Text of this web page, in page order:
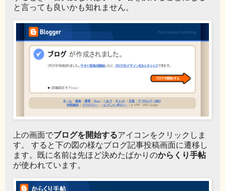
と言っても良いかも知れません。
上の画面でブログを開始するアイコンをクリックしま
す。 すると下の図の様なブログ記事投稿画面に遷移し
ます。既に名前は先ほど決めたばかりのからくり手帖
が使われています。